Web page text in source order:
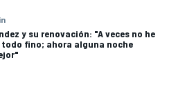
y su renovación: "A veces no he
fino; ahora alguna noche